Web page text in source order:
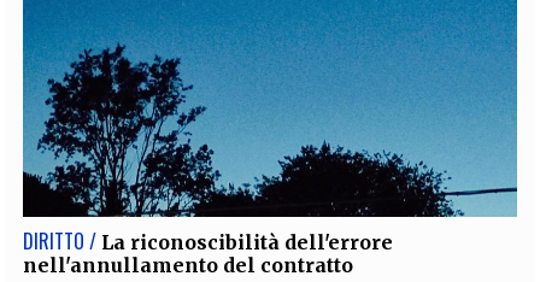
DIRITTO / La riconoscibilità dell'errore
nell'annullamento del contratto